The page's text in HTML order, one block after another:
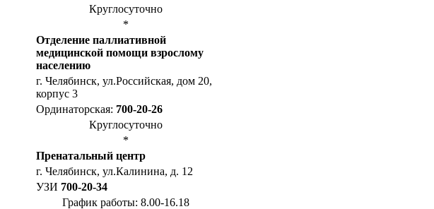
Круглосуточно
*
Отделение паллиативной
медицинской помощи взрослому
населению
г. Челябинск, ул.Российская, дом 20,
корпус 3
Ординаторская: 700-20-26
Круглосуточно
*
Пренатальный центр
г. Челябинск, ул.Калинина, д. 12
УЗИ 700-20-34
График работы: 8.00-16.18